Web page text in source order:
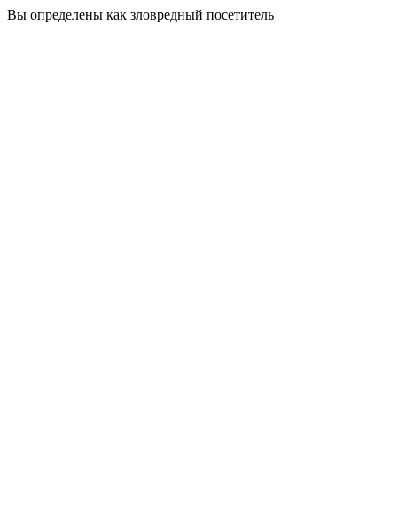
Вы определены как зловредный посетитель